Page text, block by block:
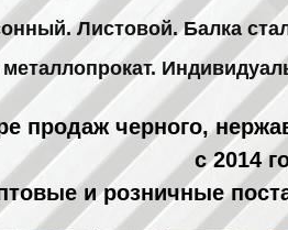
Листовой. Балка
черного,
с 2014
и розничные